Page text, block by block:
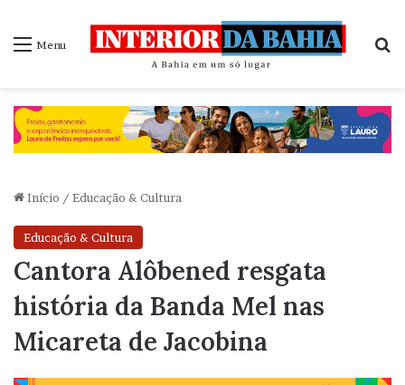
Menu
Início / Educação & Cultura
Educação & Cultura
Cantora Alôbened resgata
história da Banda Mel nas
Micareta de Jacobina